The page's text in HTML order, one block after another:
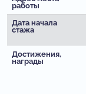
работы
Дата начала
стажа
Достижения,
награды